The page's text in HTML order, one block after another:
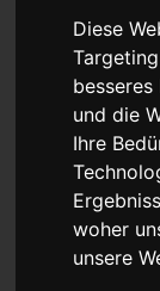
Diese
und die
Ihre
woher
unsere